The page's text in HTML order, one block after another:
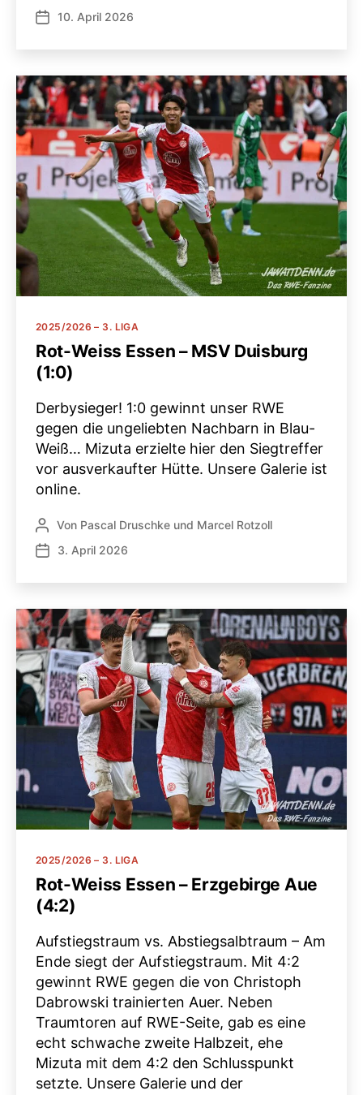
Veröffentlichungsdatum
10. April 2026
Kategorien
2025/2026 – 3. LIGA
Rot-Weiss Essen – MSV Duisburg
(1:0)
Derbysieger! 1:0 gewinnt unser RWE
gegen die ungeliebten Nachbarn in Blau-
Weiß… Mizuta erzielte hier den Siegtreffer
vor ausverkaufter Hütte. Unsere Galerie ist
online.
Beitragsautor
Von Pascal Druschke und Marcel Rotzoll
Veröffentlichungsdatum
3. April 2026
Kategorien
2025/2026 – 3. LIGA
Rot-Weiss Essen – Erzgebirge Aue
(4:2)
Aufstiegstraum vs. Abstiegsalbtraum – Am
Ende siegt der Aufstiegstraum. Mit 4:2
gewinnt RWE gegen die von Christoph
Dabrowski trainierten Auer. Neben
Traumtoren auf RWE-Seite, gab es eine
echt schwache zweite Halbzeit, ehe
Mizuta mit dem 4:2 den Schlusspunkt
setzte. Unsere Galerie und der